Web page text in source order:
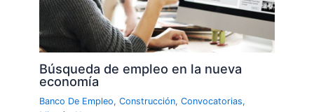
Búsqueda de empleo en la nueva
economía
Banco De Empleo,Construcción,Convocatorias,